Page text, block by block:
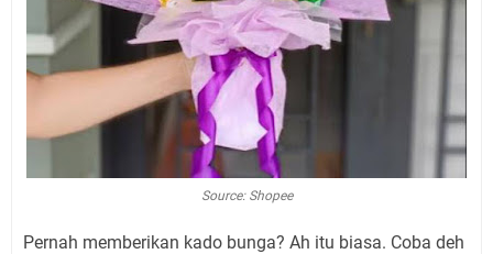
Source: Shopee
Pernah memberikan kado bunga? Ah itu biasa. Coba deh